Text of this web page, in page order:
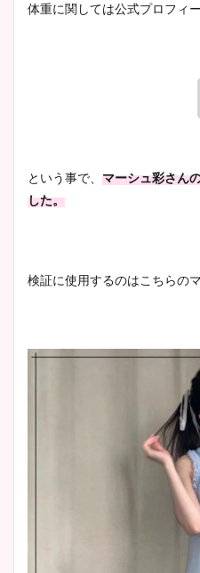
体重に関しては公式プロフィ
という事で、 マーシュ彩さん
した。
検証に使用するのはこちらの